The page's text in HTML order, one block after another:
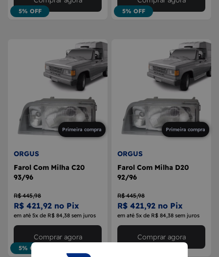
5% OFF 5% OFF
Primeira compra
ORGUS
Farol Com Milha C20
93/96
R$ 445,98
R$ 421,92 no Pix
em até 5x de R$ 84,38 sem juros
5% OFF
Comprar agora
Primeira compra
ORGUS
Farol Com Milha D20
92/96
R$ 445,98
R$ 421,92 no Pix
em até 5x de R$ 84,38 sem juros
Comprar agora